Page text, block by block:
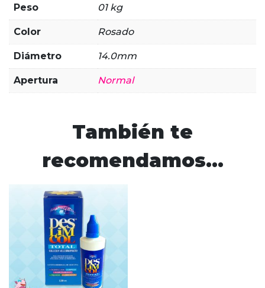
Peso 01 kg
Color Rosado
Diámetro 14.0mm
Apertura Normal
También te
recomendamos…